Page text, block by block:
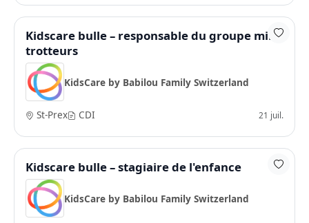
Kidscare bulle – responsable du groupe mini
trotteurs
KidsCare by Babilou Family Switzerland
St-Prex CDI 21 juil.
Kidscare bulle – stagiaire de l'enfance
KidsCare by Babilou Family Switzerland